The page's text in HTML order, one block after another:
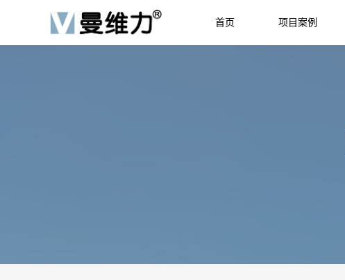
首页 项目案例